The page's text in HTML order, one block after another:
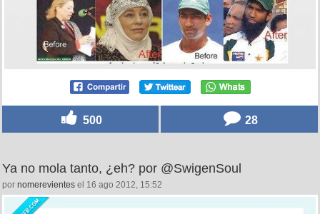
500 28
Ya no mola tanto, ¿eh? por @SwigenSoul
por nomerevientes el 16 ago 2012, 15:52